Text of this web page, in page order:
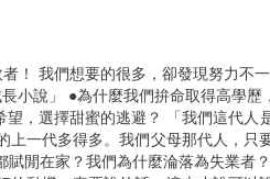
！ 我們想要的很多，卻發現努力不
小說」 ●為什麼我們拚命取得高學
，選擇甜蜜的逃避？ 「我們這代人
一代多得多。我們父母那代人，只
閒在家？我們為什麼淪落為失業者